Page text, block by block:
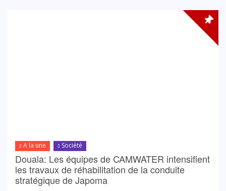
A la une Société
Douala: Les équipes de CAMWATER intensifient
les travaux de réhabilitation de la conduite
stratégique de Japoma